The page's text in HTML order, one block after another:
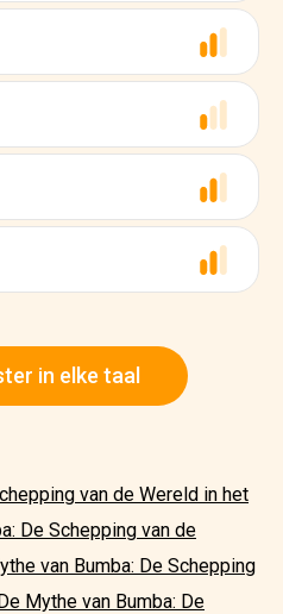
in elke taal
van de Wereld in het
De Schepping van de
van Bumba: De Schepping
Mythe van Bumba: De